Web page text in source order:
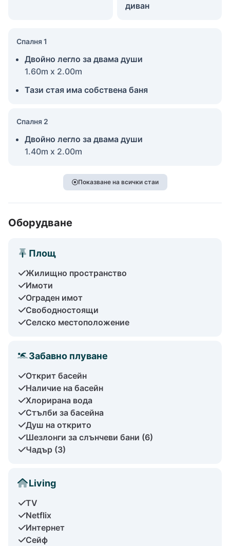
диван
Спалня 1
Двойно легло за двама души
1.60m x 2.00m
Тази стая има собствена баня
Спалня 2
Двойно легло за двама души
1.40m x 2.00m
Показване на всички стаи
Оборудване
Площ
Жилищно пространство
Имоти
Ограден имот
Свободностоящи
Селско местоположение
Забавно плуване
Открит басейн
Наличие на басейн
Хлорирана вода
Стълби за басейна
Душ на открито
Шезлонги за слънчеви бани (6)
Чадър (3)
Living
TV
Netflix
Интернет
Сейф